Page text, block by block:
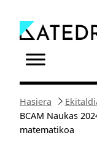
edukira
Hasiera
BCAM Naukas
matematikoa